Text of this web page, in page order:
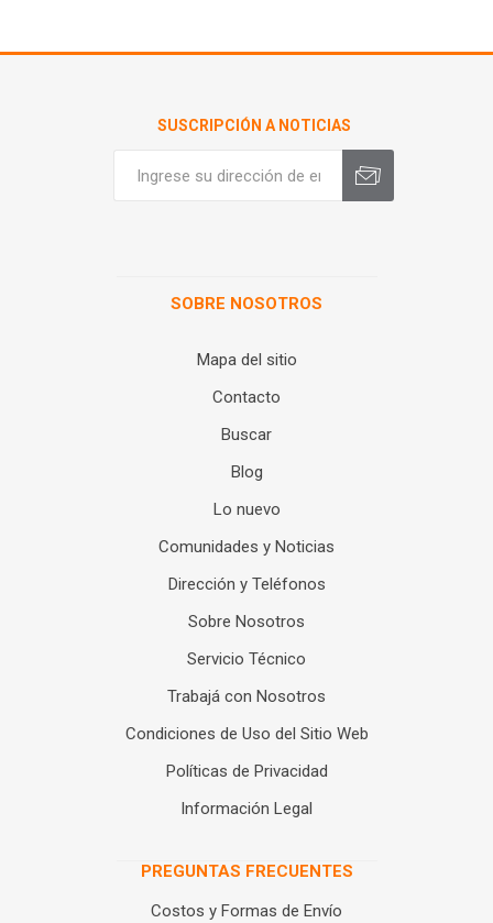
SUSCRIPCIÓN A NOTICIAS
SOBRE NOSOTROS
Mapa del sitio
Contacto
Buscar
Blog
Lo nuevo
Comunidades y Noticias
Dirección y Teléfonos
Sobre Nosotros
Servicio Técnico
Trabajá con Nosotros
Condiciones de Uso del Sitio Web
Políticas de Privacidad
Información Legal
PREGUNTAS FRECUENTES
Costos y Formas de Envío